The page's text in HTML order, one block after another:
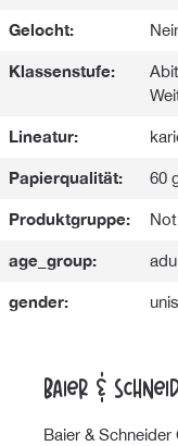
Gelocht:
Klassenstufe:
Lineatur:
Papierqualität: 60
Produktgruppe:
age_group:
gender:
Baier &
Baier & Schneider